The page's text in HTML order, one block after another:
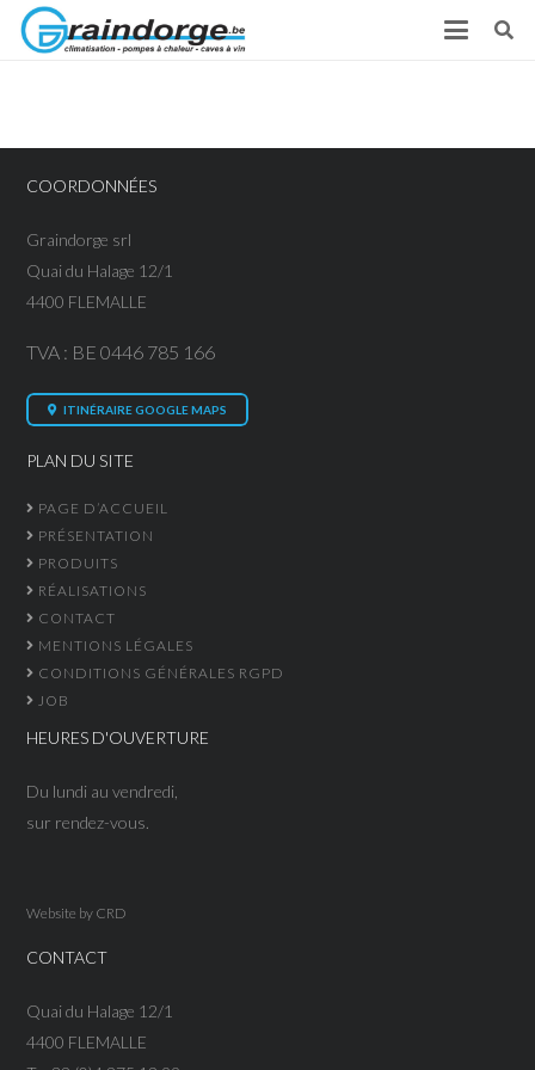
COORDONNÉES
Graindorge srl
Quai du Halage 12/1
4400 FLEMALLE
TVA : BE 0446 785 166
ITINÉRAIRE GOOGLE MAPS
PLAN DU SITE
PAGE D’ACCUEIL
PRÉSENTATION
PRODUITS
RÉALISATIONS
CONTACT
MENTIONS LÉGALES
CONDITIONS GÉNÉRALES RGPD
JOB
HEURES D'OUVERTURE
Du lundi au vendredi,
sur rendez-vous.
Website by CRD
CONTACT
Quai du Halage 12/1
4400 FLEMALLE